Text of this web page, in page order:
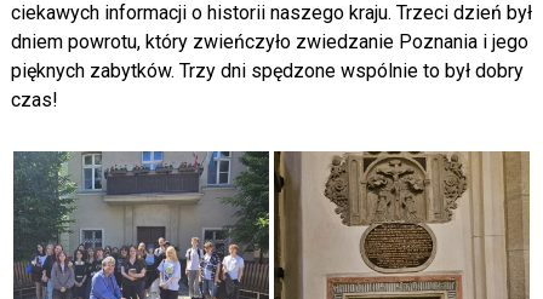
ciekawych informacji o historii naszego kraju. Trzeci dzień był
dniem powrotu, który zwieńczyło zwiedzanie Poznania i jego
pięknych zabytków. Trzy dni spędzone wspólnie to był dobry
czas!